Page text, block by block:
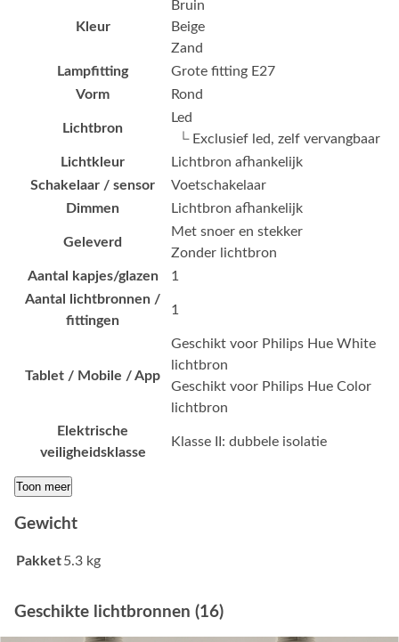
Kleur
Bruin
Beige
Zand
Lampfitting
Grote fitting E27
Vorm
Rond
Lichtbron
Led
└ Exclusief led, zelf vervangbaar
Lichtkleur
Lichtbron afhankelijk
Schakelaar / sensor
Voetschakelaar
Dimmen
Lichtbron afhankelijk
Geleverd
Met snoer en stekker
Zonder lichtbron
Aantal kapjes/glazen
1
Aantal lichtbronnen /
fittingen
1
Tablet / Mobile / App
Geschikt voor Philips Hue White
lichtbron
Geschikt voor Philips Hue Color
lichtbron
Elektrische
veiligheidsklasse
Klasse II: dubbele isolatie
Toon meer
Gewicht
Pakket5.3 kg
Geschikte lichtbronnen (16)